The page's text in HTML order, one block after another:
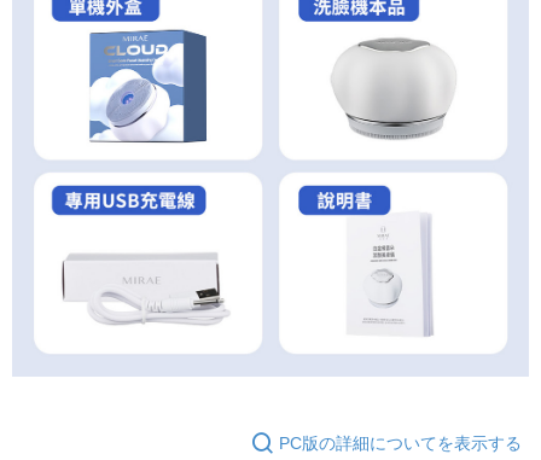
PC版の詳細についてを表示する